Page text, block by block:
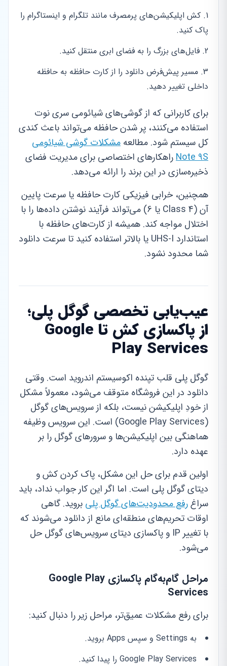
کش اپلیکیشن‌های پرمصرف مانند تلگرام و اینستاگرام را
پاک کنید.
فایل‌های بزرگ را به فضای ابری منتقل کنید.
مسیر پیش‌فرض دانلود را از کارت حافظه به حافظه
داخلی تغییر دهید.
برای کاربرانی که از گوشی‌های شیائومی سری نوت
استفاده می‌کنند، پر شدن حافظه می‌تواند باعث کندی
کل سیستم شود. مطالعه مشکلات گوشی شیائومی
Note 9Sراهکارهای اختصاصی برای مدیریت فضای
ذخیره‌سازی در این برند را ارائه می‌دهد.
همچنین، خرابی فیزیکی کارت حافظه یا سرعت پایین
آن (Class 4 یا 6) می‌تواند فرآیند نوشتن داده‌ها را با
اختلال مواجه کند. همیشه از کارت‌های حافظه با
استاندارد UHS-I یا بالاتر استفاده کنید تا سرعت دانلود
شما محدود نشود.
عیب‌یابی تخصصی گوگل پلی؛
از پاکسازی کش تا Google
Play Services
گوگل پلی قلب تپنده اکوسیستم اندروید است. وقتی
دانلود در این فروشگاه متوقف می‌شود، معمولاً مشکل
از خودِ اپلیکیشن نیست، بلکه از سرویس‌های گوگل
(Google Play Services) است. این سرویس وظیفه
هماهنگی بین اپلیکیشن‌ها و سرورهای گوگل را بر
عهده دارد.
اولین قدم برای حل این مشکل، پاک کردن کش و
دیتای گوگل پلی است. اما اگر این کار جواب نداد، باید
سراغرفع محدودیت‌های گوگل پلی بروید. گاهی
اوقات تحریم‌های منطقه‌ای مانع از دانلود می‌شوند که
با تغییر IP و پاکسازی دیتای سرویس‌های گوگل حل
می‌شود.
مراحل گام‌به‌گام پاکسازی Google Play
Services
برای رفع مشکلات عمیق‌تر، مراحل زیر را دنبال کنید:
به Settings و سپس Apps بروید.
Google Play Services را پیدا کنید.